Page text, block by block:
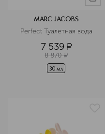
MARC JACOBS
Perfect Туалетная вода
7 539 ¤
8 870 ¤
30 мл